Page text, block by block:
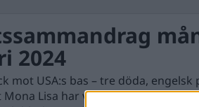
2024
mot USA:s bas – tre döda,
Lisa har vandaliserats, man